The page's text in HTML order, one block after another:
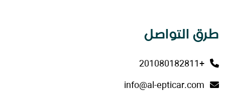
طرق التواصل
+201080182811